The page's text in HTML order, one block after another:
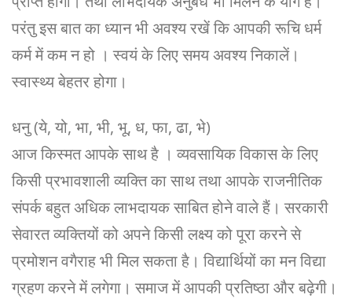
परंतु इस बात का ध्यान भी अवश्य रखें कि आपकी रूचि धर्म
कर्म में कम न हो । स्वयं के लिए समय अवश्य निकालें।
स्वास्थ्य बेहतर होगा।
धनु (ये, यो, भा, भी, भू, ध, फा, ढा, भे)
आज किस्मत आपके साथ है । व्यवसायिक विकास के लिए
किसी प्रभावशाली व्यक्ति का साथ तथा आपके राजनीतिक
संपर्क बहुत अधिक लाभदायक साबित होने वाले हैं। सरकारी
सेवारत व्यक्तियों को अपने किसी लक्ष्य को पूरा करने से
प्रमोशन वगैराह भी मिल सकता है। विद्यार्थियों का मन विद्या
ग्रहण करने में लगेगा। समाज में आपकी प्रतिष्ठा और बढ़ेगी।